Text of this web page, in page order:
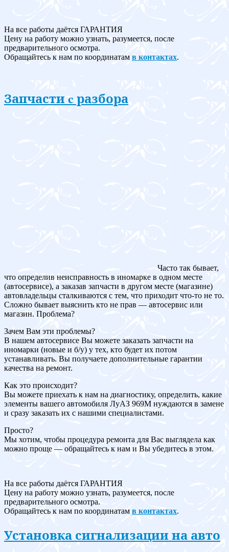
На все работы даётся ГАРАНТИЯ
Цену на работу можно узнать, разумеется, после
предварительного осмотра.
Обращайтесь к нам по координатам в контактах.
Запчасти c разбора
Часто так бывает,
что определив неисправность в иномарке в одном месте
(автосервисе), а заказав запчасти в другом месте (магазине)
автовладельцы сталкиваются с тем, что приходит что-то не то.
Сложно бывает выяснить кто не прав — автосервис или
магазин. Проблема?
Зачем Вам эти проблемы?
В нашем автосервисе Вы можете заказать запчасти на
иномарки (новые и б/у) у тех, кто будет их потом
устанавливать. Вы получаете дополнительные гарантии
качества на ремонт.
Как это происходит?
Вы можете приехать к нам на диагностику, определить, какие
элементы вашего автомобиля ЛуАЗ 969M нуждаются в замене
и сразу заказать их с нашими специалистами.
Просто?
Мы хотим, чтобы процедура ремонта для Вас выглядела как
можно проще — обращайтесь к нам и Вы убедитесь в этом.
На все работы даётся ГАРАНТИЯ
Цену на работу можно узнать, разумеется, после
предварительного осмотра.
Обращайтесь к нам по координатам в контактах.
Установка сигнализации на авто